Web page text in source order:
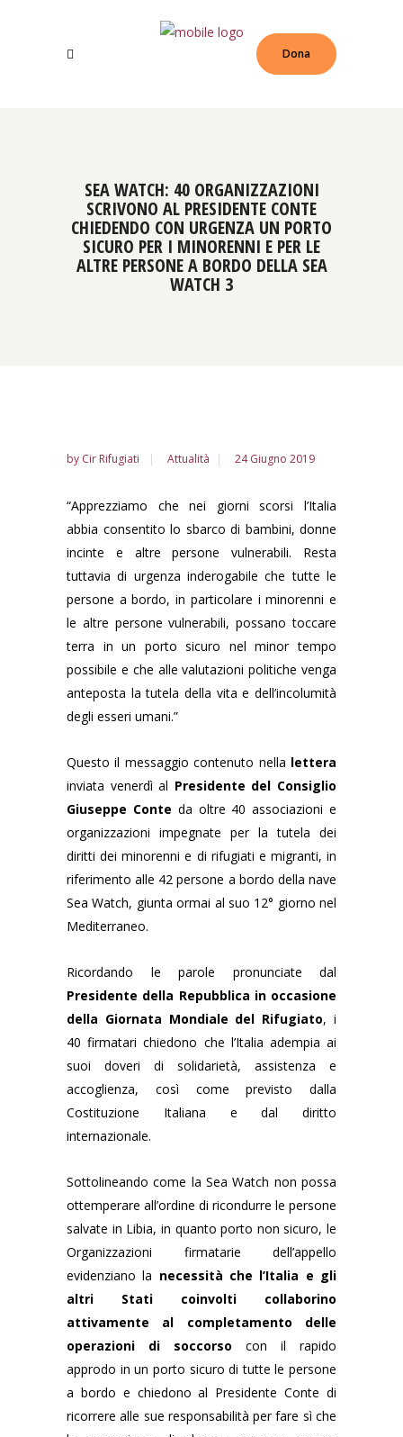
Dona
SEA WATCH: 40 ORGANIZZAZIONI
SCRIVONO AL PRESIDENTE CONTE
CHIEDENDO CON URGENZA UN PORTO
SICURO PER I MINORENNI E PER LE
ALTRE PERSONE A BORDO DELLA SEA
WATCH 3
by Cir Rifugiati Attualità 24 Giugno 2019
“Apprezziamo che nei giorni scorsi l’Italia
abbia consentito lo sbarco di bambini, donne
incinte e altre persone vulnerabili. Resta
tuttavia di urgenza inderogabile che tutte le
persone a bordo, in particolare i minorenni e
le altre persone vulnerabili, possano toccare
terra in un porto sicuro nel minor tempo
possibile e che alle valutazioni politiche venga
anteposta la tutela della vita e dell’incolumità
degli esseri umani.”
Questo il messaggio contenuto nella lettera
inviata venerdì al Presidente del Consiglio
Giuseppe Conte da oltre 40 associazioni e
organizzazioni impegnate per la tutela dei
diritti dei minorenni e di rifugiati e migranti, in
riferimento alle 42 persone a bordo della nave
Sea Watch, giunta ormai al suo 12° giorno nel
Mediterraneo.
Ricordando le parole pronunciate dal
Presidente della Repubblica in occasione
della Giornata Mondiale del Rifugiato, i
40 firmatari chiedono che l’Italia adempia ai
suoi doveri di solidarietà, assistenza e
accoglienza, così come previsto dalla
Costituzione Italiana e dal diritto
internazionale.
Sottolineando come la Sea Watch non possa
ottemperare all’ordine di ricondurre le persone
salvate in Libia, in quanto porto non sicuro, le
Organizzazioni firmatarie dell’appello
evidenziano la necessità che l’Italia e gli
altri Stati coinvolti collaborino
attivamente al completamento delle
operazioni di soccorso con il rapido
approdo in un porto sicuro di tutte le persone
a bordo e chiedono al Presidente Conte di
ricorrere alle sue responsabilità per fare sì che